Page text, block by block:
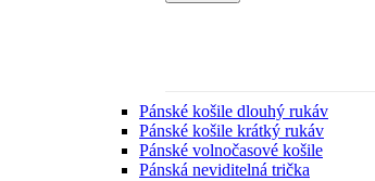
Pánské košile dlouhý rukáv
Pánské košile krátký rukáv
Pánské volnočasové košile
Pánská neviditelná trička